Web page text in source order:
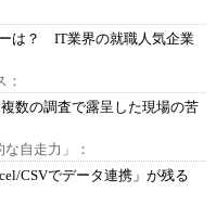
は？ IT業界の就職人気企業
：
数の調査で露呈した現場の苦
自走力」：
CSVでデータ連携」が残る